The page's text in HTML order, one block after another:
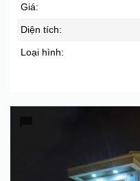
Giá:
Diện tích:
Loại hình: